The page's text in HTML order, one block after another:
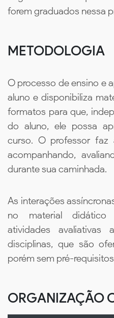
forem graduados nessa
METODOLOGIA
O processo de ensino e
aluno e disponibiliza
formatos para que,
do aluno, ele possa
curso. O professor faz
acompanhando,
durante sua caminhada.
As interações
no material didático
atividades
disciplinas, que são
porém sem pré-
ORGANIZAÇÃO